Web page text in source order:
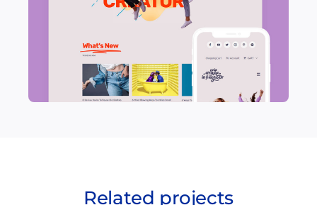
Related projects